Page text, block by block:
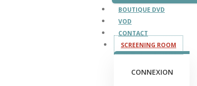
BOUTIQUE DVD
VOD
CONTACT
SCREENING ROOM
CONNEXION